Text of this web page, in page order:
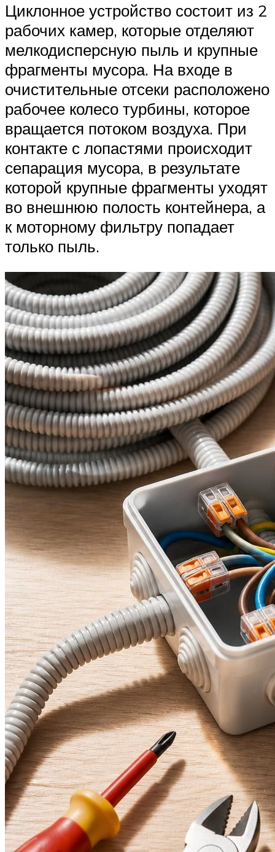
Циклонное устройство состоит из 2
рабочих камер, которые отделяют
мелкодисперсную пыль и крупные
фрагменты мусора. На входе в
очистительные отсеки расположено
рабочее колесо турбины, которое
вращается потоком воздуха. При
контакте с лопастями происходит
сепарация мусора, в результате
которой крупные фрагменты уходят
во внешнюю полость контейнера, а
к моторному фильтру попадает
только пыль.